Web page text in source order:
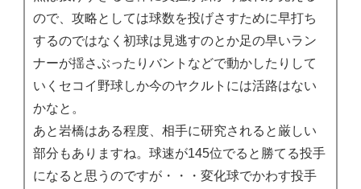
ので、攻略としては球数を投げさすために早打ち
するのではなく初球は見逃すのとか足の早いラン
ナーが揺さぶったりバントなどで動かしたりして
いくセコイ野球しか今のヤクルトには活路はない
かなと。
あと岩橋はある程度、相手に研究されると厳しい
部分もありますね。球速が145位でると勝てる投手
になると思うのですが・・・変化球でかわす投手